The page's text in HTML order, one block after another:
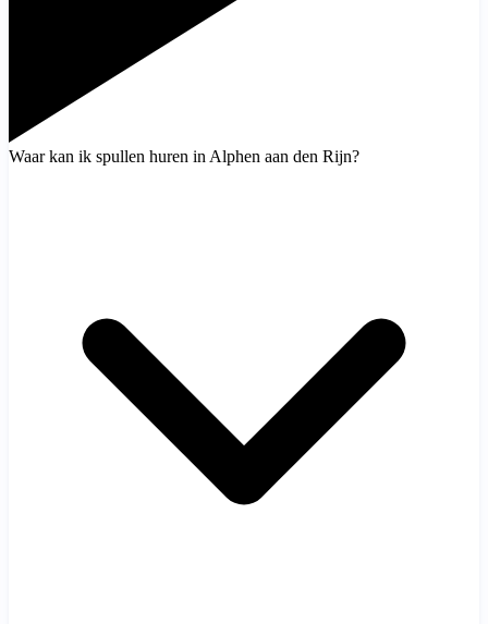
Waar kan ik spullen huren in Alphen aan den Rijn?